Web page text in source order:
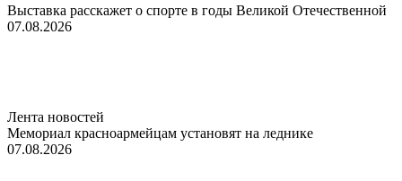
Выставка расскажет о спорте в годы Великой Отечественной
07.08.2026
Лента новостей
Мемориал красноармейцам установят на леднике
07.08.2026